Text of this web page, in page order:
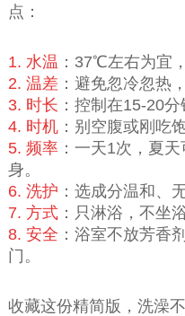
点：
1. 水温 ：37℃左右为宜
2. 温差 ：避免忽冷忽热
3. 时长 ：控制在15-20
4. 时机：别空腹或刚吃饱
5. 频率：一天1次，夏
身。
6. 洗护 ：选成分温和、
7. 方式：只淋浴，不坐
8. 安全 ：浴室不放芳香
门。
收藏这份精简版，洗澡不